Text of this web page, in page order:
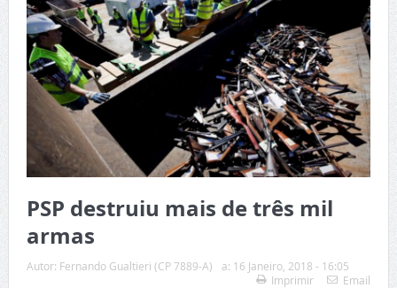
PSP destruiu mais de três mil
armas
Autor: Fernando Gualtieri (CP 7889-A) a: 16 Janeiro, 2018 - 16:05
Imprimir
Email